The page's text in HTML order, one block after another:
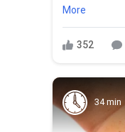
More
352
34 min